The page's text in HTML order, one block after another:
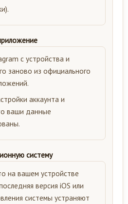
с устройства и
заново из официального
аккаунта и
ваши данные
систему
на вашем устройстве
версия iOS или
системы устраняют